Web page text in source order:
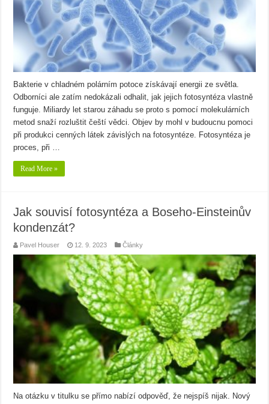
Bakterie v chladném polárním potoce získávají energii ze světla.
Odborníci ale zatím nedokázali odhalit, jak jejich fotosyntéza vlastně
funguje. Miliardy let starou záhadu se proto s pomocí molekulárních
metod snaží rozluštit čeští vědci. Objev by mohl v budoucnu pomoci
při produkci cenných látek závislých na fotosyntéze. Fotosyntéza je
proces, při …
Read More »
Jak souvisí fotosyntéza a Boseho-Einsteinův
kondenzát?
Pavel Houser 12. 9. 2023 Články
Na otázku v titulku se přímo nabízí odpověď, že nejspíš nijak. Nový